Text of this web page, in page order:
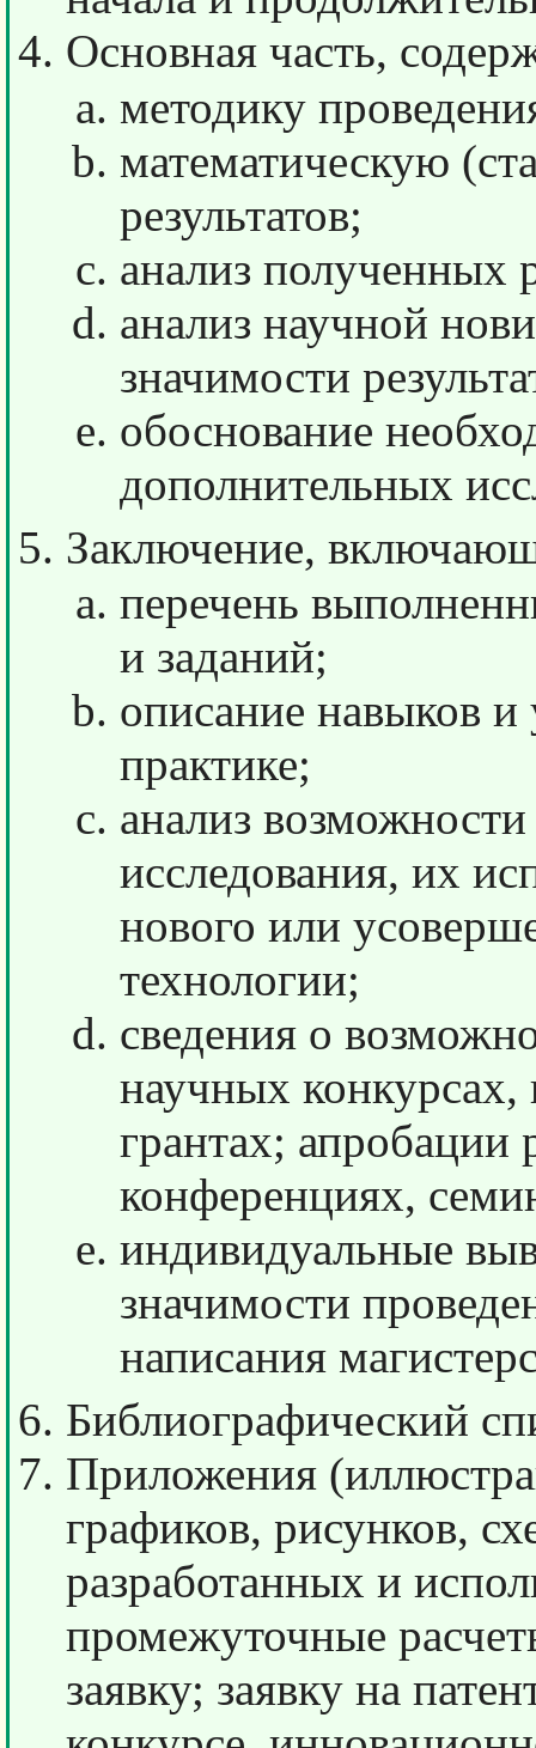
Основная часть,
методику
математическую
результатов;
анализ полученных
анализ научной
значимости
обоснование
дополнительных
Заключение,
перечень
и заданий;
описание навыков
практике;
анализ возможности
исследования, их
нового или
технологии;
сведения о
научных
грантах; апробации
конференциях,
индивидуальные
значимости
написания
Библиографический
Приложения
графиков, рисунков,
разработанных и
промежуточные
заявку; заявку на